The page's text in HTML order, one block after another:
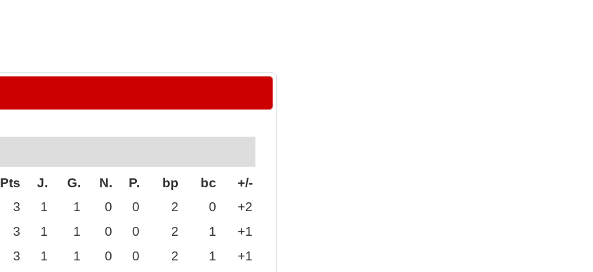
Pts J. G. N. P. bp bc
+/-
3 1 1 0 0 2 0
+2
3 1 1 0 0 2 1
+1
3 1 1 0 0 2 1
+1